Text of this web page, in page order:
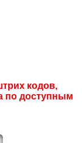
кодов,
по доступным